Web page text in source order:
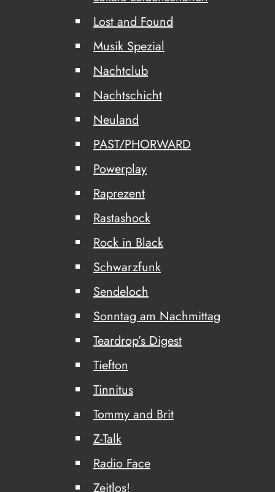
Lost and Found
Musik Spezial
Nachtclub
Nachtschicht
Neuland
PAST/PHORWARD
Powerplay
Raprezent
Rastashock
Rock in Black
Schwarzfunk
Sendeloch
Sonntag am Nachmittag
Teardrop’s Digest
Tiefton
Tinnitus
Tommy and Brit
Z-Talk
Radio Face
Zeitlos!